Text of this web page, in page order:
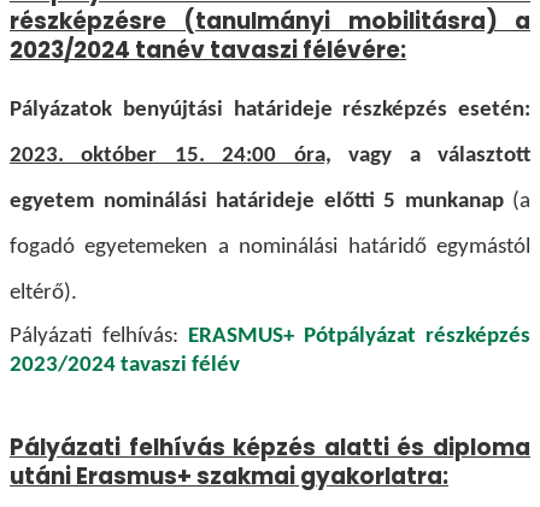
részképzésre (tanulmányi mobilitásra) a
2023/2024 tanév tavaszi félévére:
Pályázatok benyújtási határideje részképzés esetén:
2023. október 15. 24:00 óra, vagy a választott
egyetem nominálási határideje előtti 5 munkanap(a
fogadó egyetemeken a nominálási határidő egymástól
eltérő).
Pályázati felhívás:
ERASMUS+ Pótpályázat részképzés
2023/2024 tavaszi félév
Pályázati felhívás képzés alatti és diploma
utáni Erasmus+ szakmai gyakorlatra: